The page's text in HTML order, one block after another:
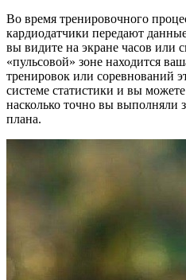
Во время тренировочного
кардиодатчики передают
вы видите на экране часов или
«пульсовой» зоне находится
тренировок или соревнований
системе статистики и вы
насколько точно вы выполняли
плана.